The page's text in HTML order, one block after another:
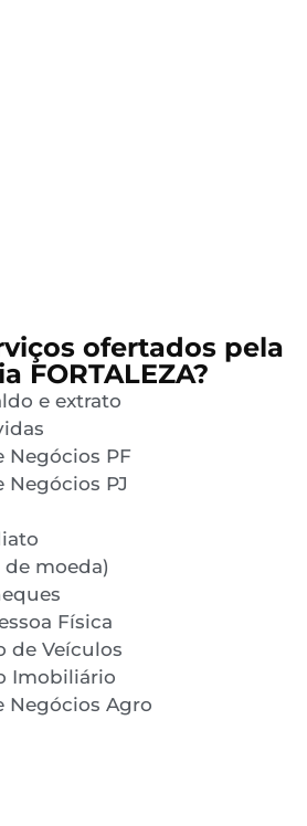
ofertados pela
FORTALEZA?
e extrato
PF
PJ
moeda)
Física
de Veículos
Imobiliário
Negócios Agro